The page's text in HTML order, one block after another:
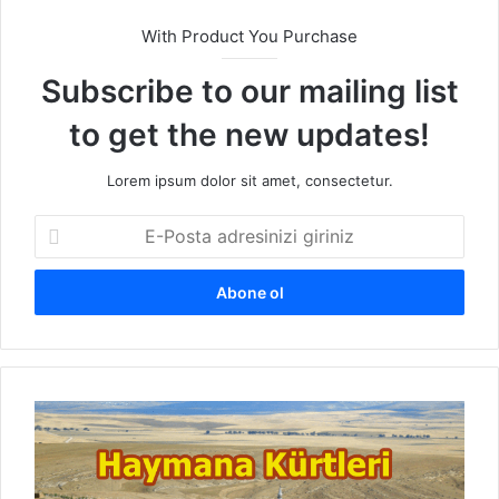
With Product You Purchase
Subscribe to our mailing list
to get the new updates!
Lorem ipsum dolor sit amet, consectetur.
P
s
a
d
r
e
s
H
a
y
m